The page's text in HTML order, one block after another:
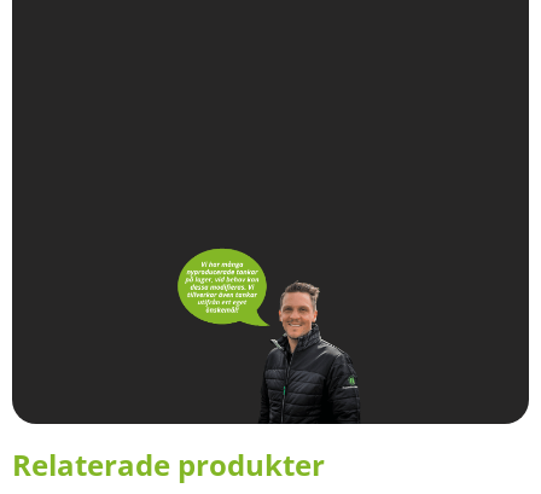
Relaterade produkter